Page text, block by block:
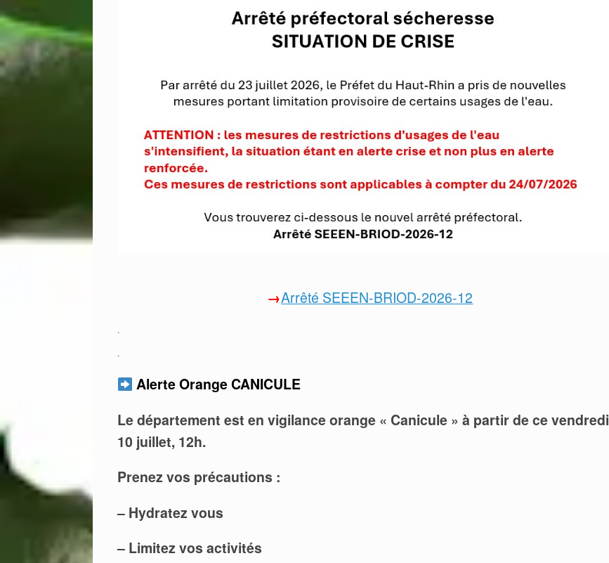
→Arrêté SEEEN-BRIOD-2026-12
.
.
Alerte Orange CANICULE
Le département est en vigilance orange « Canicule » à partir de ce vendredi
10 juillet, 12h.
Prenez vos précautions :
– Hydratez vous
– Limitez vos activités